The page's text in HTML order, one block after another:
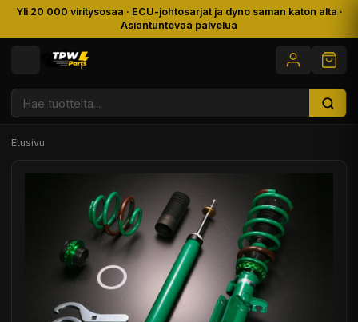
Yli 20 000 viritysosaa · ECU-johtosarjat ja dyno saman katon alta ·
Asiantuntevaa palvelua
Etusivu